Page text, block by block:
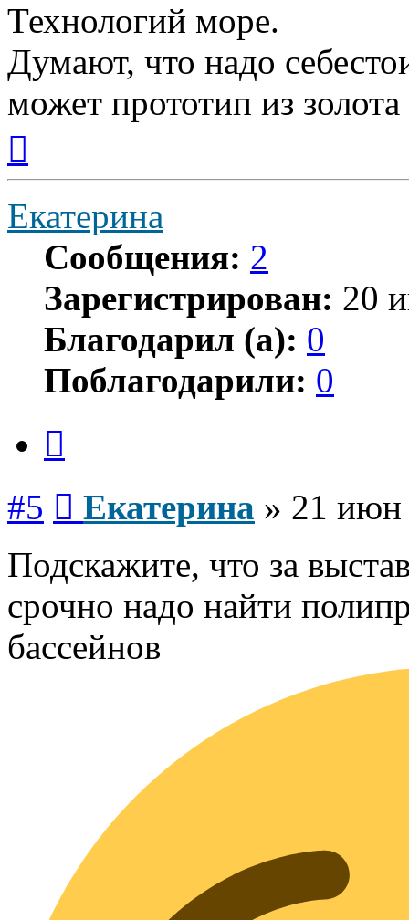
Технологий море.
Думают, что надо
может прототип из
началу
Екатерина
Сообщения: 2
Зарегистрирован: 20
Благодарил (а): 0
Поблагодарили: 0
#5 Екатерина » 21 июн
Подскажите, что за
срочно надо найти
бассейнов